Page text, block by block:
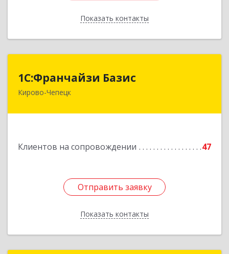
Показать контакты
Назад
1С:Франчайзи Базис
Кирово-Чепецк
Клиентов на сопровождении 47
Отправить заявку
Показать контакты
613044, Кировская обл, город Кирово-Чепецк
Подробнее
Отправить заявку
Назад